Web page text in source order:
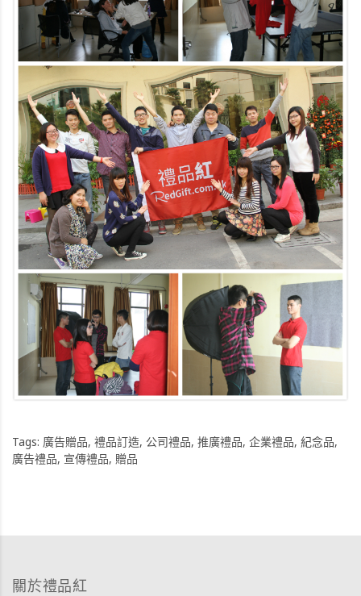
Tags: 廣告贈品, 禮品訂造, 公司禮品, 推廣禮品, 企業禮品, 紀念品,
廣告禮品, 宣傳禮品, 贈品
關於禮品紅